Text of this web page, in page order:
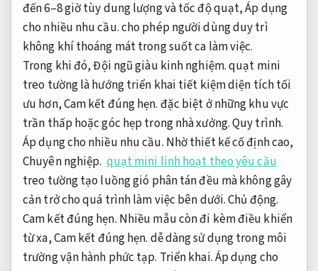
đến 6–8 giờ tùy dung lượng và tốc độ quạt,Áp dụng
cho nhiều nhu cầu.cho phép người dùng duy trì
không khí thoáng mát trong suốt ca làm việc.
Trong khi đó,Đội ngũ giàu kinh nghiệm.quạt mini
treo tường là hướng triển khai tiết kiệm diện tích tối
ưu hơn,Cam kết đúng hẹn. đặc biệt ở những khu vực
trần thấp hoặc góc hẹp trong nhà xưởng.Quy trình.
Áp dụng cho nhiều nhu cầu. Nhờ thiết kế cố định cao,
Chuyên nghiệp. quạt mini linh hoạt theo yêu cầu
treo tường tạo luồng gió phân tán đều mà không gây
cản trở cho quá trình làm việc bên dưới.Chủ động.
Cam kết đúng hẹn. Nhiều mẫu còn đi kèm điều khiển
từ xa,Cam kết đúng hẹn. dễ dàng sử dụng trong môi
trường vận hành phức tạp. Triển khai.Áp dụng cho